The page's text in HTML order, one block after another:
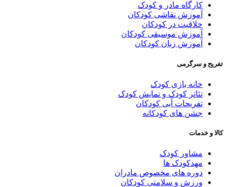
کارگاه مادر و کودک
آموزش نقاشی کودکان
خلاقیت در کودکان
آموزش موسیقی کودکان
آموزش زبان کودکان
و سرگرمی
خانه بازی کودک
تئاتر کودک و نمایش کودک
تفریحات آبی کودکان
جشن های کودکانه
و خدمات
مشاور کودک
مهدکودک ها
دوره های مخصوص مادران
ورزش و سلامتی کودکان